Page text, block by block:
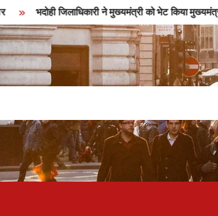
भदोही जिलाधिकारी ने मुख्यमंत्री को भेट किया मुख्यमंत्री के